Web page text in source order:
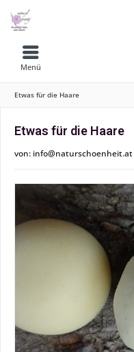
Menü
Etwas für die Haare
Etwas für die Haare
von: info@naturschoenheit.at